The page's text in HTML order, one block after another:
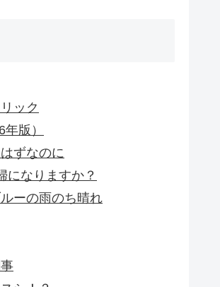
ック
版）
ずなのに
になりますか？
ーの雨のち晴れ